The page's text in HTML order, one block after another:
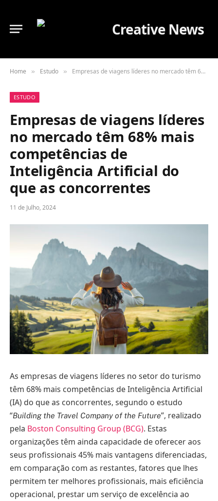
Home » Estudo » Empresas de viagens líderes no mercado têm 68% mais competências de Inteligência Artificial do que as concorrentes
ESTUDO
Empresas de viagens líderes
no mercado têm 68% mais
competências de
Inteligência Artificial do
que as concorrentes
11 de Julho, 2024
As empresas de viagens líderes no setor do turismo
têm 68% mais competências de Inteligência Artificial
(IA) do que as concorrentes, segundo o estudo
“Building the Travel Company of the Future”, realizado
pela Boston Consulting Group (BCG). Estas
organizações têm ainda capacidade de oferecer aos
seus profissionais 45% mais vantagens diferenciadas,
em comparação com as restantes, fatores que lhes
permitem ter melhores profissionais, mais eficiência
operacional, prestar um serviço de excelência ao